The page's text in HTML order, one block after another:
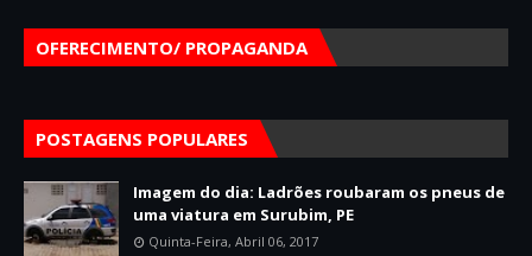
OFERECIMENTO/ PROPAGANDA
POSTAGENS POPULARES
Imagem do dia: Ladrões roubaram os pneus de
uma viatura em Surubim, PE
Quinta-Feira, Abril 06, 2017